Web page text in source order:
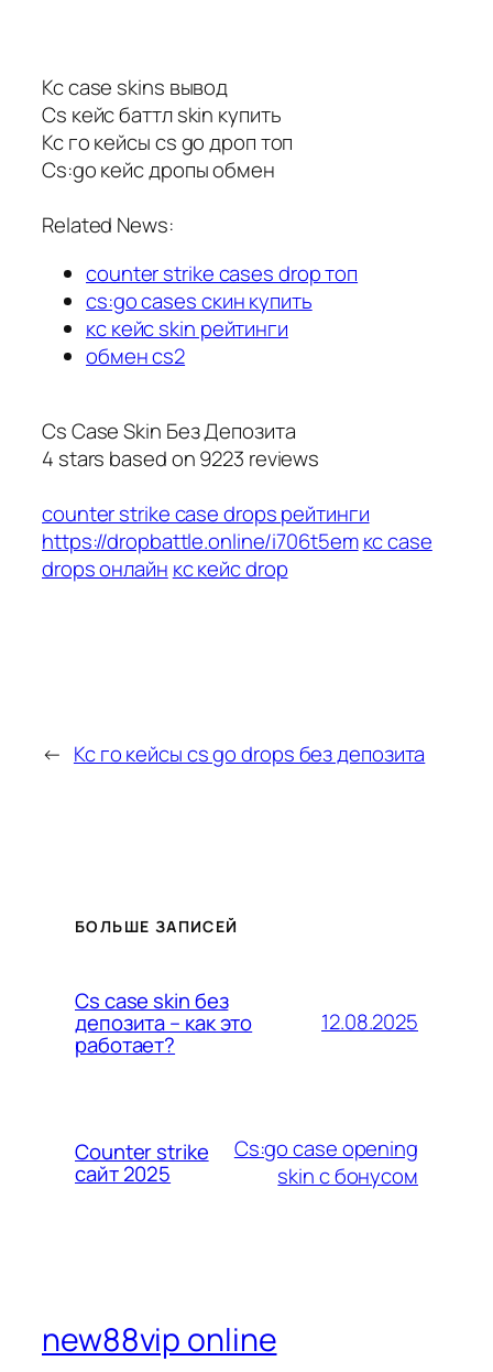
Кс case skins вывод
Cs кейс баттл skin купить
Кс го кейсы cs go дроп топ
Cs:go кейс дропы обмен
Related News:
counter strike cases drop топ
cs:go cases скин купить
кс кейс skin рейтинги
обмен cs2
Cs Case Skin Без Депозита
4 stars based on9223 reviews
counter strike case drops рейтинги
https://dropbattle.online/i706t5em кс case
drops онлайн кс кейс drop
← Кс го кейсы cs go drops без депозита
БОЛЬШЕ ЗАПИСЕЙ
Cs case skin без
депозита – как это
работает?
12.08.2025
Counter strike
сайт 2025
Cs:go case opening
skin с бонусом
new88vip online